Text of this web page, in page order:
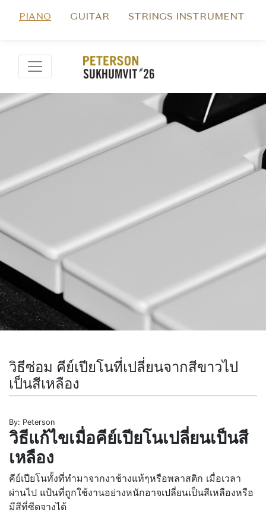
PIANO GUITAR STRINGS INSTRUMENT
วิธีซ่อม คีย์เปียโนที่เปลี่ยนจากสีขาวไป
เป็นสีเหลือง
By: Peterson
วิธีแก้ไขเมื่อคีย์เปียโนเปลี่ยนเป็นสี
เหลือง
คีย์เปียโนทั้งที่ทำมาจากงาช้างแท้ๆหรือพลาสติก เมื่อเวลา
ผ่านไป แป้นที่ถูกใช้งานอย่างหนักอาจเปลี่ยนเป็นสีเหลืองหรือ
มีสีที่ซีดจางได้